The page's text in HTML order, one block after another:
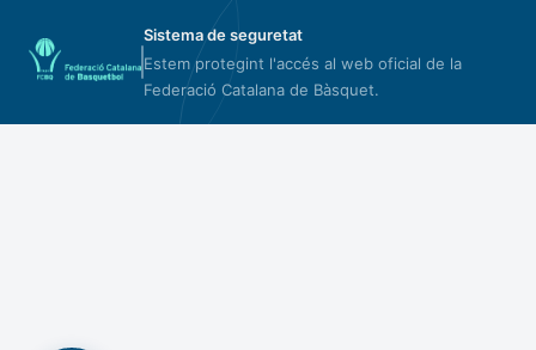
Sistema de seguretat
Estem protegint l'accés al web oficial de la
Federació Catalana de Bàsquet.